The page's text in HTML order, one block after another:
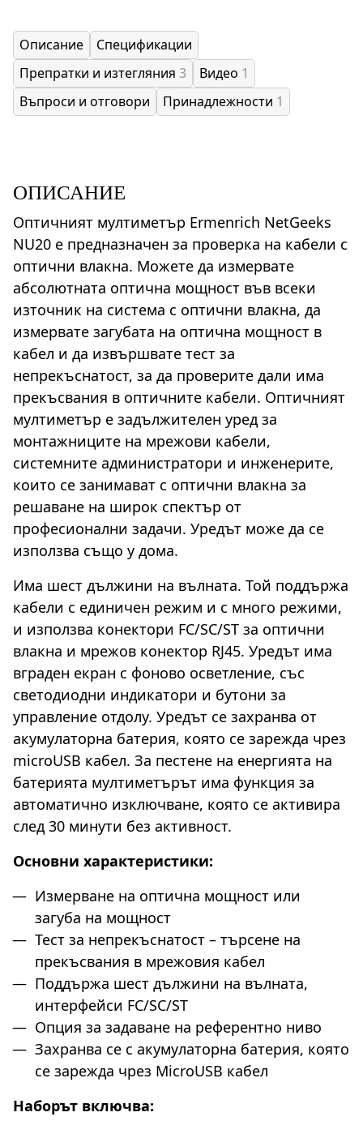
Описание
Спецификации
Препратки и изтегляния 3 Видео 1
Въпроси и отговори
Принадлежности 1
ОПИСАНИЕ
Оптичният мултиметър Ermenrich NetGeeks
NU20 е предназначен за проверка на кабели с
оптични влакна. Можете да измервате
абсолютната оптична мощност във всеки
източник на система с оптични влакна, да
измервате загубата на оптична мощност в
кабел и да извършвате тест за
непрекъснатост, за да проверите дали има
прекъсвания в оптичните кабели. Оптичният
мултиметър е задължителен уред за
монтажниците на мрежови кабели,
системните администратори и инженерите,
които се занимават с оптични влакна за
решаване на широк спектър от
професионални задачи. Уредът може да се
използва също у дома.
Има шест дължини на вълната. Той поддържа
кабели с единичен режим и с много режими,
и използва конектори FC/SC/ST за оптични
влакна и мрежов конектор RJ45. Уредът има
вграден екран с фоново осветление, със
светодиодни индикатори и бутони за
управление отдолу. Уредът се захранва от
акумулаторна батерия, която се зарежда чрез
microUSB кабел. За пестене на енергията на
батерията мултиметърът има функция за
автоматично изключване, която се активира
след 30 минути без активност.
Основни характеристики:
Измерване на оптична мощност или
загуба на мощност
Тест за непрекъснатост – търсене на
прекъсвания в мрежовия кабел
Поддържа шест дължини на вълната,
интерфейси FC/SC/ST
Опция за задаване на референтно ниво
Захранва се с акумулаторна батерия, която
се зарежда чрез MicroUSB кабел
Наборът включва: